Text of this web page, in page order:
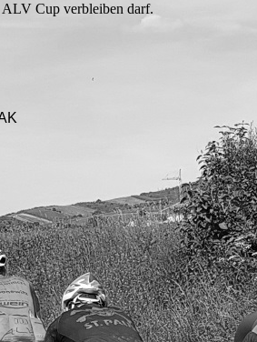
ALV Cup verbleiben darf.